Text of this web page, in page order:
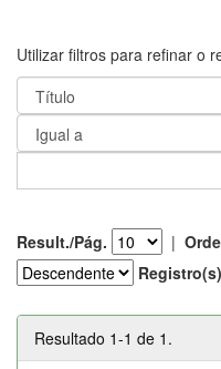
Utilizar filtros para refinar o
Result./Pág. |
Registro(s)
Resultado 1-1 de 1.